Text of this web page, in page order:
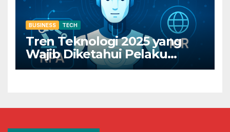
BUSINESS TECH
Tren Teknologi 2025 yang
Wajib Diketahui Pelaku
Bisnis Digital